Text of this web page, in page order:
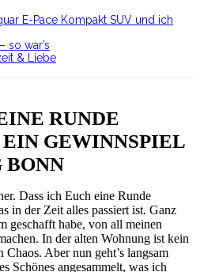
E-Pace Kompakt SUV und ich
so war’s
& Liebe
RUNDE
GEWINNSPIEL
BONN
Dass ich Euch eine Runde
in der Zeit alles passiert ist. Ganz
geschafft habe, von all meinen
In der alten Wohnung ist kein
Chaos. Aber nun geht’s langsam
Schönes angesammelt, was ich